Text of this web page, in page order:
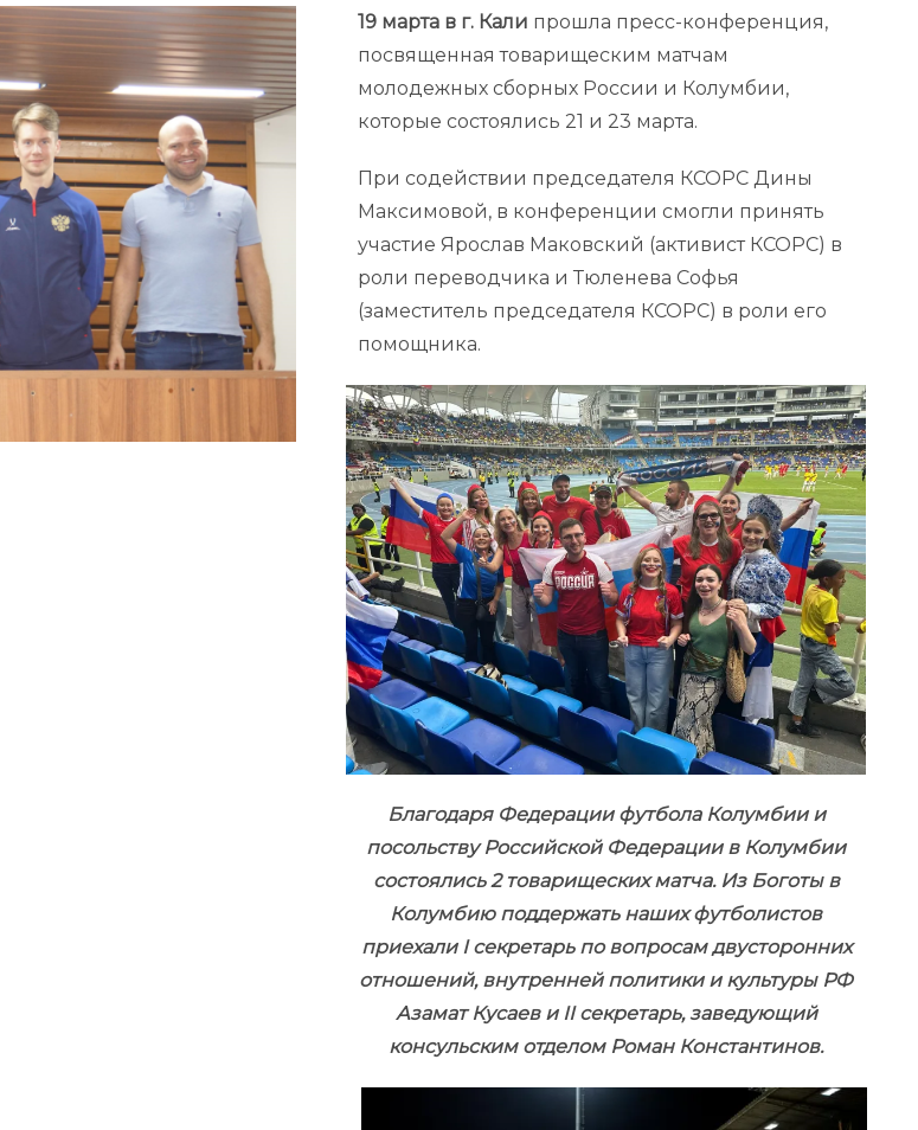
19 марта в г. Кали прошла пресс-конференция,
посвященная товарищеским матчам
молодежных сборных России и Колумбии,
которые состоялись 21 и 23 марта.
При содействии председателя КСОРС Дины
Максимовой, в конференции смогли принять
участие Ярослав Маковский (активист КСОРС) в
роли переводчика и Тюленева Софья
(заместитель председателя КСОРС) в роли его
помощника.
Благодаря Федерации футбола Колумбии и
посольству Российской Федерации в Колумбии
состоялись 2 товарищеских матча. Из Боготы в
Колумбию поддержать наших футболистов
приехали I секретарь по вопросам двусторонних
отношений, внутренней политики и культуры РФ
Азамат Кусаев и II секретарь, заведующий
консульским отделом Роман Константинов.